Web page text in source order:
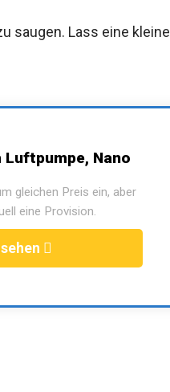
saugen. Lass eine kleine
Luftpumpe, Nano
gleichen Preis ein, aber
eine Provision.